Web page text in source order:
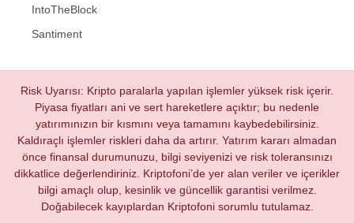
IntoTheBlock
Santiment
Risk Uyarısı: Kripto paralarla yapılan işlemler yüksek risk içerir.
Piyasa fiyatları ani ve sert hareketlere açıktır; bu nedenle
yatırımınızın bir kısmını veya tamamını kaybedebilirsiniz.
Kaldıraçlı işlemler riskleri daha da artırır. Yatırım kararı almadan
önce finansal durumunuzu, bilgi seviyenizi ve risk toleransınızı
dikkatlice değerlendiriniz. Kriptofoni’de yer alan veriler ve içerikler
bilgi amaçlı olup, kesinlik ve güncellik garantisi verilmez.
Doğabilecek kayıplardan Kriptofoni sorumlu tutulamaz.